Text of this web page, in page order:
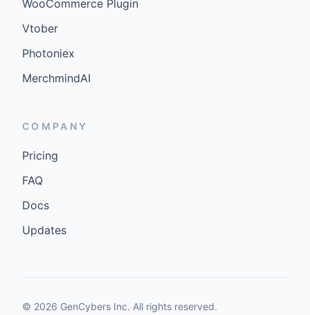
WooCommerce Plugin
Vtober
Photoniex
MerchmindAI
COMPANY
Pricing
FAQ
Docs
Updates
© 2026 GenCybers Inc. All rights reserved.